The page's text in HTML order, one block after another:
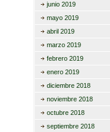
junio 2019
mayo 2019
abril 2019
marzo 2019
febrero 2019
enero 2019
diciembre 2018
noviembre 2018
octubre 2018
septiembre 2018